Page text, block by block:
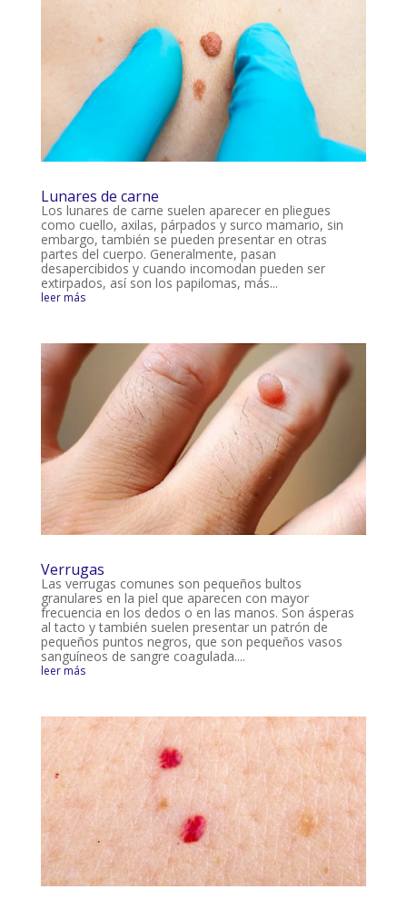
Lunares de carne
Los lunares de carne suelen aparecer en pliegues
como cuello, axilas, párpados y surco mamario, sin
embargo, también se pueden presentar en otras
partes del cuerpo. Generalmente, pasan
desapercibidos y cuando incomodan pueden ser
extirpados, así son los papilomas, más...
leer más
Verrugas
Las verrugas comunes son pequeños bultos
granulares en la piel que aparecen con mayor
frecuencia en los dedos o en las manos. Son ásperas
al tacto y también suelen presentar un patrón de
pequeños puntos negros, que son pequeños vasos
sanguíneos de sangre coagulada....
leer más